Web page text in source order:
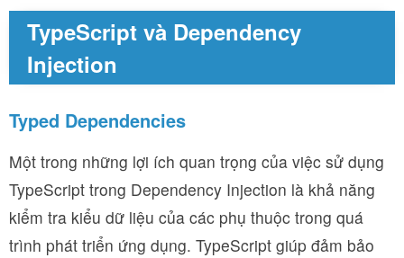
TypeScript và Dependency
Injection
Typed Dependencies
Một trong những lợi ích quan trọng của việc sử dụng
TypeScript trong Dependency Injection là khả năng
kiểm tra kiểu dữ liệu của các phụ thuộc trong quá
trình phát triển ứng dụng. TypeScript giúp đảm bảo